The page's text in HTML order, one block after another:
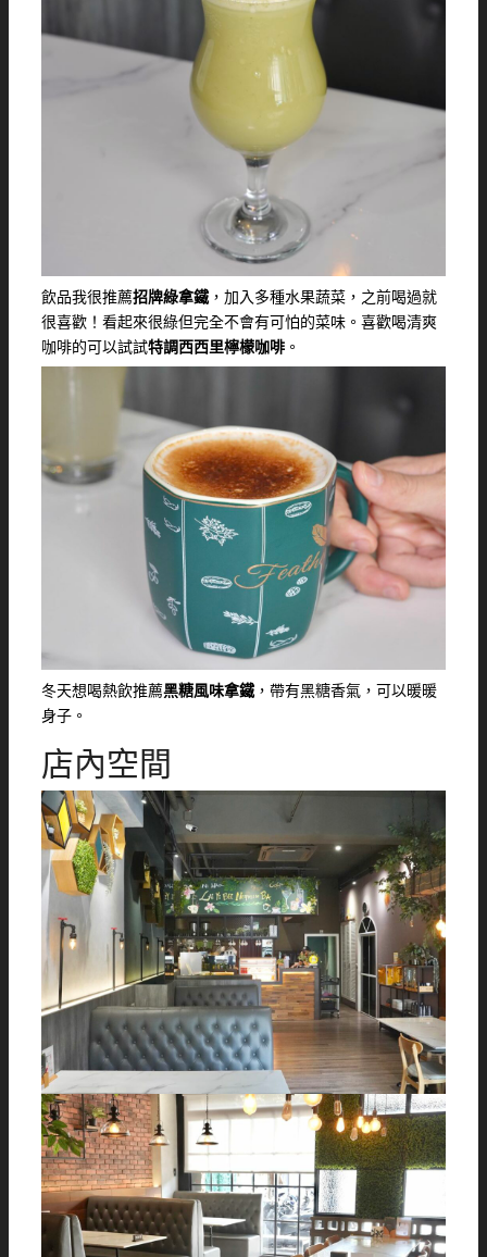
飲品我很推薦招牌綠拿鐵 ，加入多種水果蔬菜，之前喝過就
很喜歡！看起來很綠但完全不會有可怕的菜味。喜歡喝清爽
咖啡的可以試試特調西西里檸檬咖啡 。
冬天想喝熱飲推薦黑糖風味拿鐵 ，帶有黑糖香氣，可以暖暖
身子。
店內空間